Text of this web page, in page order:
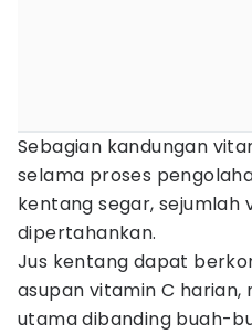
Sebagian kandungan
selama proses
kentang segar, sejumlah
dipertahankan.
Jus kentang dapat
asupan vitamin C harian,
utama dibanding buah-